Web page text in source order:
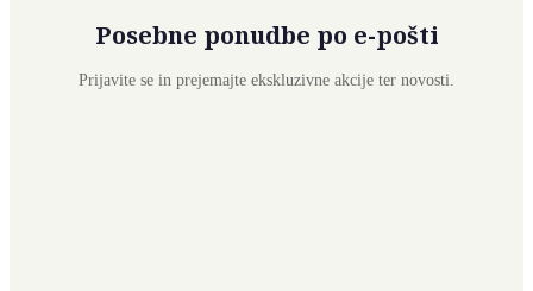
Posebne ponudbe po e-pošti
Prijavite se in prejemajte ekskluzivne akcije ter novosti.